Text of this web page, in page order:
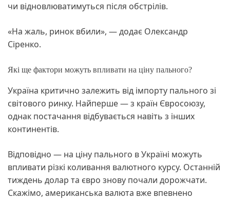
чи відновлюватимуться після обстрілів.
«На жаль, ринок вбили», — додає Олександр
Сіренко.
Які ще фактори можуть впливати на ціну пального?
Україна критично залежить від імпорту пального зі
світового ринку. Найперше — з країн Євросоюзу,
однак постачання відбувається навіть з інших
континентів.
Відповідно — на ціну пального в Україні можуть
впливати різкі коливання валютного курсу. Останній
тиждень долар та євро знову почали дорожчати.
Скажімо, американська валюта вже впевнено